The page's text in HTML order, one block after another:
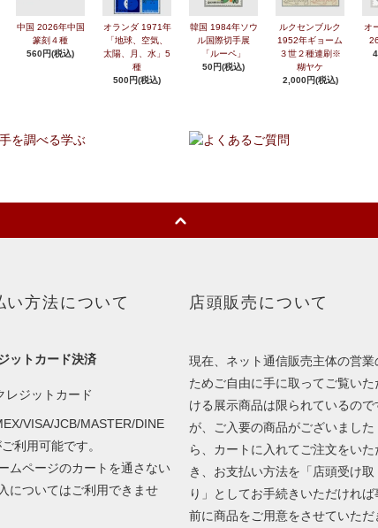
中国 2026年中国
篆刻４種
560円(税込)
オランダ 1971年
「地球、空気、
太陽、月、水」5
種
500円(税込)
韓国 1984年ソウ
ル国際切手展
「ルーペ」
50円(税込)
ルクセンブルク
1952年ギョーム
３世２種連刷※
糊ヤケ
2,000円(税込)
オ
い方法について
ットカード決済
VISA/JCB/MASTER/DINE
利用可能です。
ムページのカートを通さない
についてはご利用できませ
店頭販売について
現在、ネット通信販売主体の営業
ためご自由に手に取ってご覧いた
ける展示商品は限られているので
が、ご入要の商品がございました
ら、カートに入れてご注文をいた
き、お支払い方法を「店頭受け取
り」としてお手続きいただければ
前に商品をご用意をさせていただ